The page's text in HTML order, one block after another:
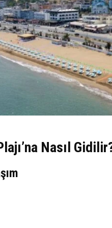
Nasıl